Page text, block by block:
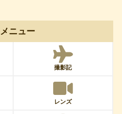
メニュー
撮影記
レンズ